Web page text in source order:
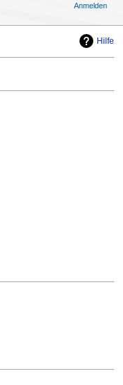
Hilfe
Anmelden